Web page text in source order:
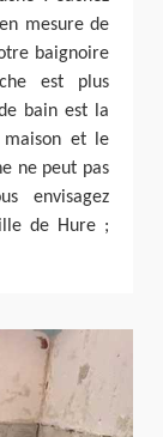
mesure de
baignoire
est plus
bain est la
et le
ne peut pas
envisagez
de Hure ;